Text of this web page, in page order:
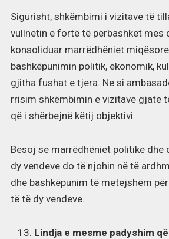
Sigurisht, shkëmbimi i vizitave të
vullnetin e fortë të përbashkët mes
konsoliduar marrëdhëniet
bashkëpunimin politik, ekonomik,
gjitha fushat e tjera. Ne si
rrisim shkëmbimin e vizitave gjatë
që i shërbejnë këtij objektivi.
Besoj se marrëdhëniet politike dhe
dy vendeve do të njohin në të
dhe bashkëpunim të mëtejshëm
të të dy vendeve.
Lindja e mesme padyshim